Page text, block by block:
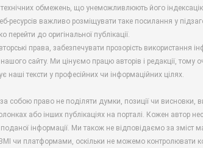
технічних обмежень, що унеможливлюють його
ресурсів важливо розміщувати таке посилання у
до оригінальної публікації.
права, забезпечувати прозорість використання
сайту. Ми цінуємо працю авторів і редакції, тому
наші тексти у професійних чи інформаційних цілях.
собою право не поділяти думки, позиції чи висновки,
або інших публікаціях на порталі. Кожен автор
інформації. Ми також не відповідаємо за зміст
чи платформами, оскільки не можемо контролювати